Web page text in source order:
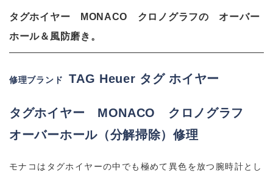
b
n
タグホイヤー MONACO クロノグラフの オーバー
ホール＆風防磨き。
修理ブランド TAG Heuer タグ ホイヤー
タグホイヤー MONACO クロノグラフ
オーバーホール（分解掃除）修理
モナコはタグホイヤーの中でも極めて異色を放つ腕時計とし